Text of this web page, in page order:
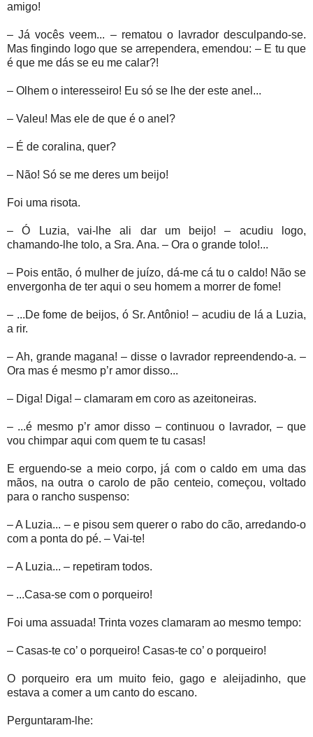
amigo!
– Já vocês veem... – rematou o lavrador desculpando-se.
Mas fingindo logo que se arrependera, emendou: – E tu que
é que me dás se eu me calar?!
– Olhem o interesseiro! Eu só se lhe der este anel...
– Valeu! Mas ele de que é o anel?
– É de coralina, quer?
– Não! Só se me deres um beijo!
Foi uma risota.
– Ó Luzia, vai-lhe ali dar um beijo! – acudiu logo,
chamando-lhe tolo, a Sra. Ana. – Ora o grande tolo!...
– Pois então, ó mulher de juízo, dá-me cá tu o caldo! Não se
envergonha de ter aqui o seu homem a morrer de fome!
– ...De fome de beijos, ó Sr. Antônio! – acudiu de lá a Luzia,
a rir.
– Ah, grande magana! – disse o lavrador repreendendo-a. –
Ora mas é mesmo p’r amor disso...
– Diga! Diga! – clamaram em coro as azeitoneiras.
– ...é mesmo p’r amor disso – continuou o lavrador, – que
vou chimpar aqui com quem te tu casas!
E erguendo-se a meio corpo, já com o caldo em uma das
mãos, na outra o carolo de pão centeio, começou, voltado
para o rancho suspenso:
– A Luzia... – e pisou sem querer o rabo do cão, arredando-o
com a ponta do pé. – Vai-te!
– A Luzia... – repetiram todos.
– ...Casa-se com o porqueiro!
Foi uma assuada! Trinta vozes clamaram ao mesmo tempo:
– Casas-te co’ o porqueiro! Casas-te co’ o porqueiro!
O porqueiro era um muito feio, gago e aleijadinho, que
estava a comer a um canto do escano.
Perguntaram-lhe: